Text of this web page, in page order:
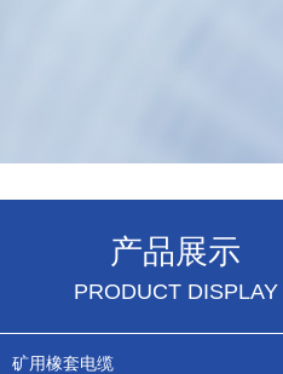
产品展示
PRODUCT DISPLAY
矿用橡套电缆